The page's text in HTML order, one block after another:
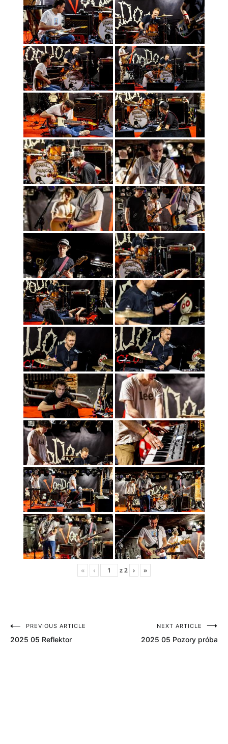
« ‹ z2 › »
Nawigacja
PREVIOUS ARTICLE
2025 05 Reflektor
NEXT ARTICLE
2025 05 Pozory próba